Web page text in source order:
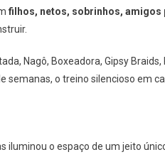
filhos, netos, sobrinhos, amigos
Nagô, Boxeadora, Gipsy
semanas, o treino silencioso em
iluminou o espaço de um jeito